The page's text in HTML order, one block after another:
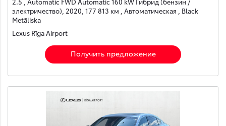
электричество), 2020, 177 813 км , Автоматическая , Black
Metāliska
Lexus Rīga Airport
Получить предложение